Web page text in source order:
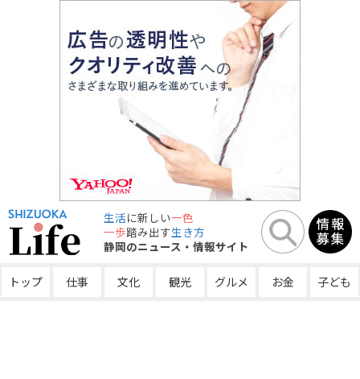
生活に新しい一色
一歩踏み出す生き方
静岡のニュース・情報サイト
トップ 仕事 文化 観光 グルメ お金 子ども